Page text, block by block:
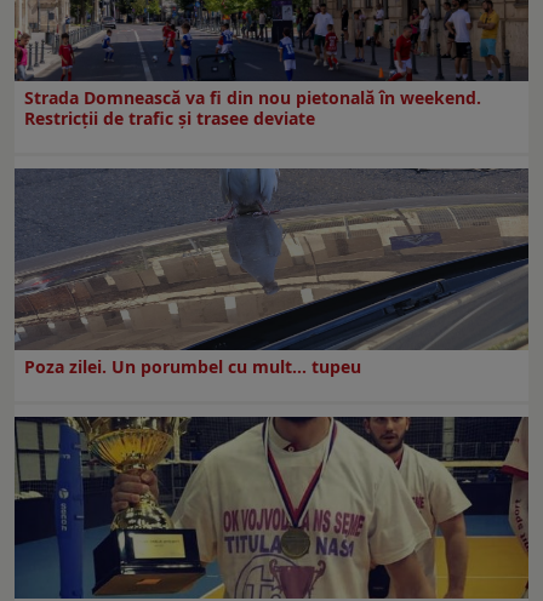
Strada Domnească va fi din nou pietonală în weekend.
Restricţii de trafic şi trasee deviate
Poza zilei. Un porumbel cu mult… tupeu